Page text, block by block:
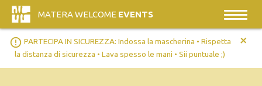
MATERA WELCOME EVENTS
error_outline PARTECIPA IN SICUREZZA: Indossa la mascherina • Rispetta
la distanza di sicurezza • Lava spesso le mani • Sii puntuale ;)
+